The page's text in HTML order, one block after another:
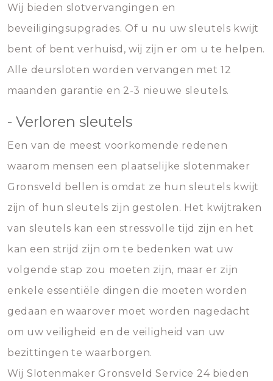
Wij bieden slotvervangingen en
beveiligingsupgrades. Of u nu uw sleutels kwijt
bent of bent verhuisd, wij zijn er om u te helpen.
Alle deursloten worden vervangen met 12
maanden garantie en 2-3 nieuwe sleutels.
- Verloren sleutels
Een van de meest voorkomende redenen
waarom mensen een plaatselijke slotenmaker
Gronsveld bellen is omdat ze hun sleutels kwijt
zijn of hun sleutels zijn gestolen. Het kwijtraken
van sleutels kan een stressvolle tijd zijn en het
kan een strijd zijn om te bedenken wat uw
volgende stap zou moeten zijn, maar er zijn
enkele essentiële dingen die moeten worden
gedaan en waarover moet worden nagedacht
om uw veiligheid en de veiligheid van uw
bezittingen te waarborgen.
Wij Slotenmaker Gronsveld Service 24 bieden